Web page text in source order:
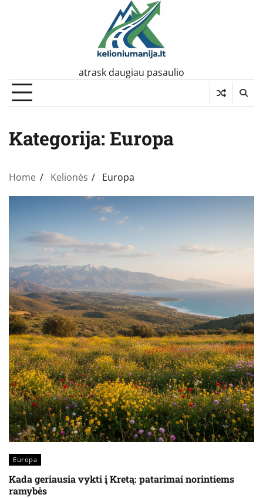
atrask daugiau pasaulio
Kategorija: Europa
Home Kelionės Europa
Europa
Kada geriausia vykti į Kretą: patarimai norintiems
ramybės